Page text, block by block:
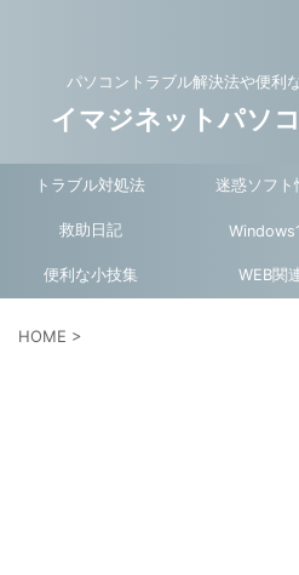
パソコントラブル解決法や便利
イマジネットパソ
トラブル対処法 迷惑ソフト
救助日記
便利な小技集 WEB関
HOME >